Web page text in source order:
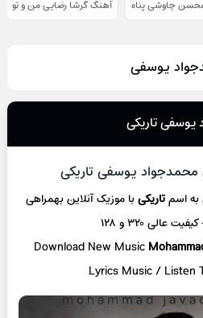
چاوشی پناه آهنگ گرشا رضایی من و تو
یوسفی
یوسفی تاریکی
یوسفی تاریکی
به اسمتاریکیبا موزیک آنلاینبهمراهی
عالی ۳۲۰ و ۱۲۸
Download New Music
Lyrics Music / Listen